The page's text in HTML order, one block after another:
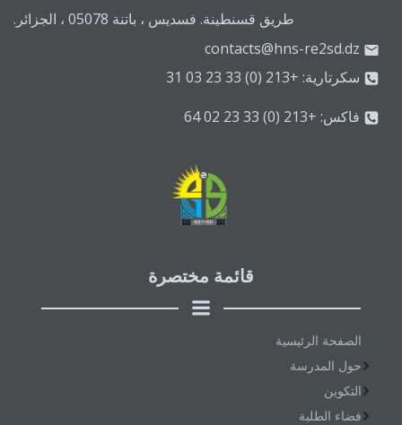
طريق قسنطينة. فسديس ، باتنة 05078 ، الجزائر.
contacts@hns-re2sd.dz
سكرتارية: +213 (0) 33 23 03 31
فاكس: +213 (0) 33 23 02 64
قائمة مختصرة
الصفحة الرئيسية
حول المدرسة
التكوين
فضاء الطلبة